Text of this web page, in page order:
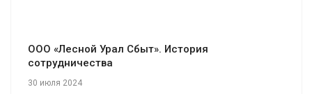
ООО «Лесной Урал Сбыт». История
сотрудничества
30 июля 2024